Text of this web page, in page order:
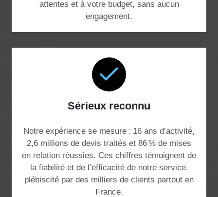
attentes et à votre budget, sans aucun
engagement.
Sérieux reconnu
Notre expérience se mesure : 16 ans d’activité,
2,6 millions de devis traités et 86 % de mises
en relation réussies. Ces chiffres témoignent de
la fiabilité et de l’efficacité de notre service,
plébiscité par des milliers de clients partout en
France.